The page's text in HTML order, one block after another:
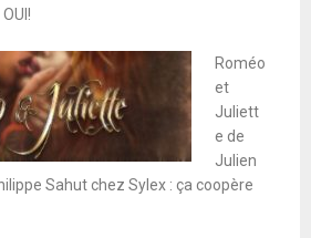
Roméo
et
Juliett
e de
Julien
Sahut chez Sylex : ça coopère